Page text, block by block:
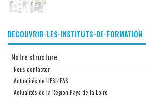
DECOUVRIR-LES-INSTITUTS-DE-FORMATION
Notre structure
Nous contacter
Actualités de l'IFSI-IFAS
Actualités de la Région Pays de la Loire